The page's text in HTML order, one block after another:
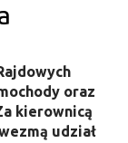
oraz
kierownicą
udział